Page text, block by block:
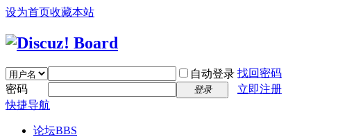
设为首页收藏本站
自动登录 找回密码
密码
登录
立即注册
快捷导航
论坛BBS